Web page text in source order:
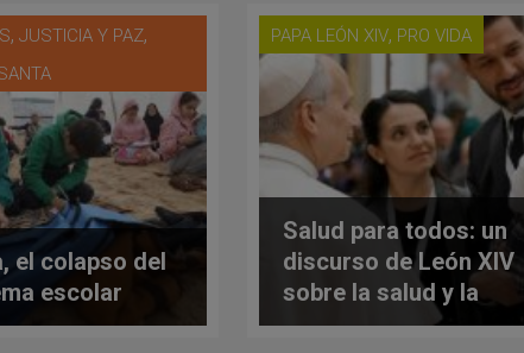
de abusos
,JUSTICIA Y PAZ,
el colapso del
escolar
PAPA LEÓN XIV, PRO VIDA
Salud para todos: un
discurso de León XIV
sobre la salud y la
vida humana